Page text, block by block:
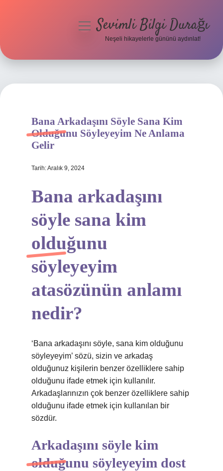
Hakkımızda
menüyüSevimli Bilgi Durağı
Neşeli hikayelerle gününü aydınlat!
Bana Arkadaşını Söyle Sana Kim
Olduğunu Söyleyeyim Ne Anlama
Gelir
Tarih: Aralık 9, 2024
Bana arkadaşını
söyle sana kim
olduğunu
söyleyeyim
atasözünün anlamı
nedir?
‘Bana arkadaşını söyle, sana kim olduğunu
söyleyeyim’ sözü, sizin ve arkadaş
olduğunuz kişilerin benzer özelliklere sahip
olduğunu ifade etmek için kullanılır.
Arkadaşlarınızın çok benzer özelliklere sahip
olduğunu ifade etmek için kullanılan bir
sözdür.
Arkadaşını söyle kim
olduğunu söyleyeyim dost